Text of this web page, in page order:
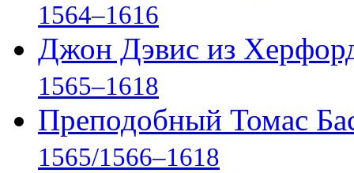
1564–1616
Джон Дэвис из
1565–1618
Преподобный Томас
1565/1566–1618